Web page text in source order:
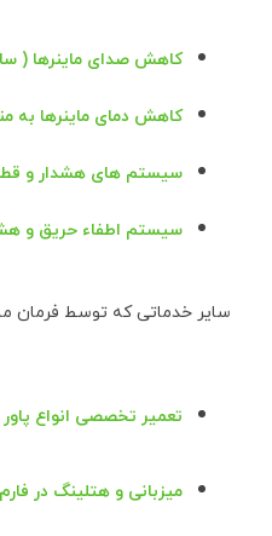
کاهش صدای ماینرها (
کاهش دمای ماینرها به
سیستم های هشدار و قطع
سیستم اطفاء حریق و
سایر خدماتی که توسط فرمان
تعمیر تخصصی انواع پاور
میزبانی و هتلینگ در